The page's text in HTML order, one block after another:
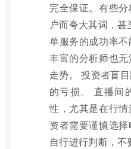
完全保证。有些
户而夸大其词，
单服务的成功率
丰富的分析师也
走势。 投资者盲
的亏损。 直播间
性，尤其是在行
资者需要谨慎选
自行进行判断，不